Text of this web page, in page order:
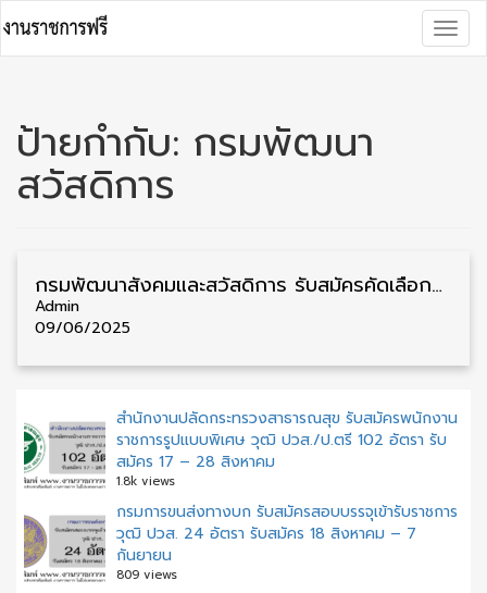
to
content
ป้ายกำกับ: กรมพัฒนา
สวัสดิการ
กรมพัฒนาสังคมและสวัสดิการ รับสมัครคัดเลือกพนักงานราชการ วุฒิ ม.3/ม.6/ปวช./ปวส./ป.ตรี หลายจังหวัด 60 อัตรา รับสมัคร 16 – 20 มิถุนายน
Admin
09/06/2025
สำนักงานปลัดกระทรวงสาธารณสุข รับสมัครพนักงาน
ราชการรูปแบบพิเศษ วุฒิ ปวส./ป.ตรี 102 อัตรา รับ
สมัคร 17 – 28 สิงหาคม
1.8k views
กรมการขนส่งทางบก รับสมัครสอบบรรจุเข้ารับราชการ
วุฒิ ปวส. 24 อัตรา รับสมัคร 18 สิงหาคม – 7
กันยายน
809 views